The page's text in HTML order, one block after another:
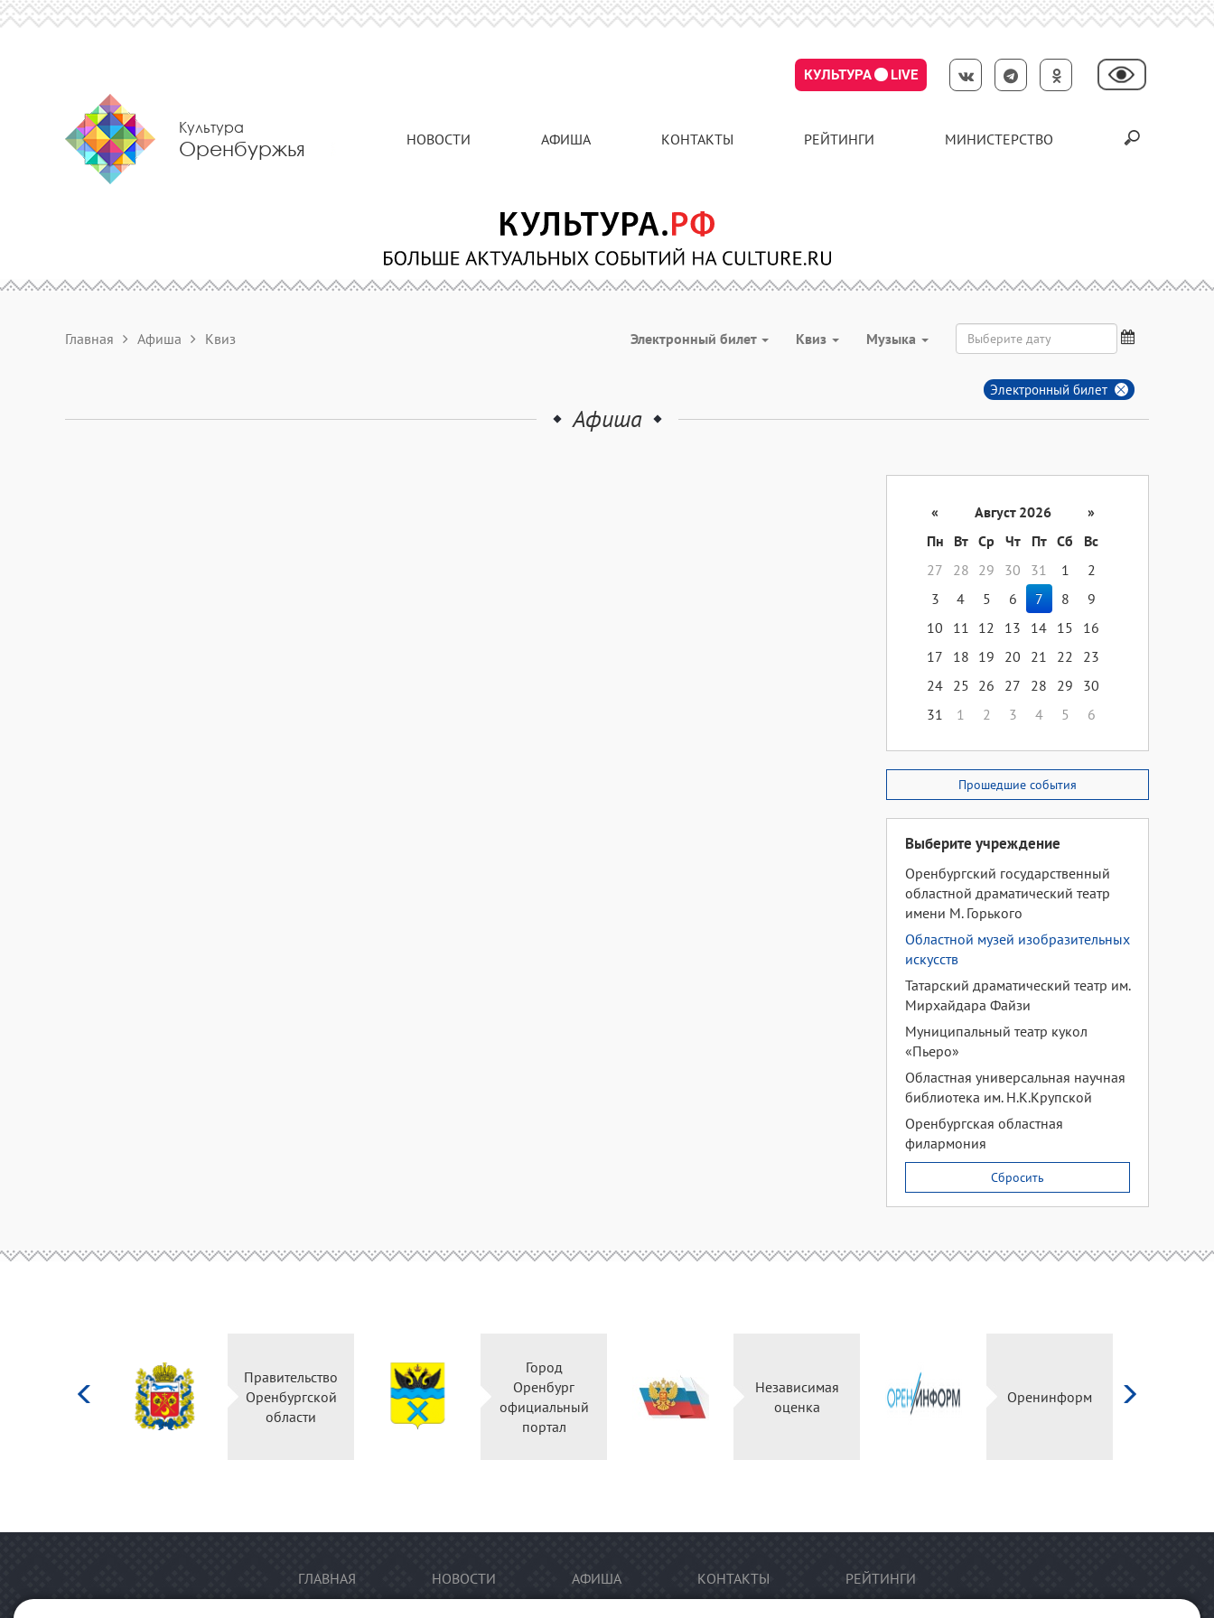
КУЛЬТУРА LIVE
Культура
Оренбуржья НОВОСТИ АФИША КОНТАКТЫ РЕЙТИНГИ МИНИСТЕРСТВО
Главная Афиша Квиз Электронный билет Квиз Музыка
Электронный билет
Афиша
« Август 2026
»
Пн
Вт Ср Чт Пт Сб
Вс
27
28 29 30 31 1
2
3
4 5 6 7 8
9
10
11 12 13 14 15
16
17
18 19 20 21 22
23
24 25 26 27 28 29
30
31
1 2 3 4 5 6
Прошедшие события
Выберите учреждение
Оренбургский государственный
областной драматический театр
имени М. Горького
Областной музей изобразительных
искусств
Татарский драматический театр им.
Мирхайдара Файзи
Муниципальный театр кукол
«Пьеро»
Областная универсальная научная
библиотека им. Н.К.Крупской
Оренбургская областная
филармония
Сбросить
Правительство
Оренбургской
области
Город
Оренбург
официальный
портал
Независимая
оценка
Оренинформ
ГЛАВНАЯ НОВОСТИ АФИША КОНТАКТЫ РЕЙТИНГИ